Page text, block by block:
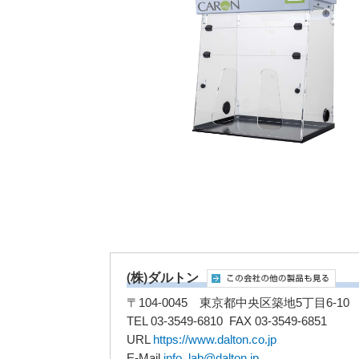
(株)ダルトン
〒104-0045 東京都中央区築地5丁目6-10
TEL 03-3549-6810 FAX 03-3549-6851
URL https://www.dalton.co.jp